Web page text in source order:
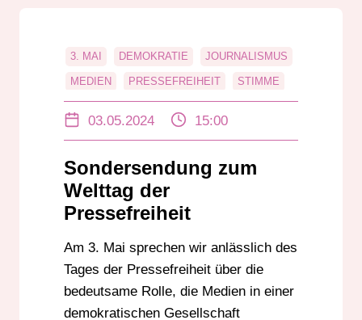
3. MAI DEMOKRATIE JOURNALISMUS
MEDIEN PRESSEFREIHEIT STIMME
03.05.2024 15:00
Sondersendung zum
Welttag der
Pressefreiheit
Am 3. Mai sprechen wir anlässlich des
Tages der Pressefreiheit über die
bedeutsame Rolle, die Medien in einer
demokratischen Gesellschaft